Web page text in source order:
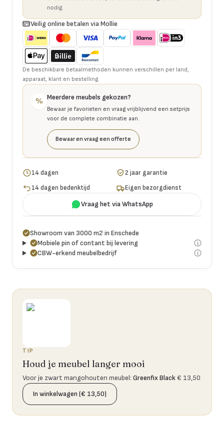
nodig.
Veilig online betalen via Mollie
De beschikbare betaalmethoden kunnen verschillen per land,
apparaat, klant en bestelling.
% Meerdere meubels gekozen?
Bewaar je favorieten en vraag vrijblijvend een setprijs
voor de complete combinatie aan.
Bewaar en vraag een offerte
14 dagen
2 jaar garantie
14 dagen bedenktijd
Eigen bezorgdienst
Vraag het via WhatsApp
Showroom van 3000 m2 in Enschede
Mobiele pin of contant bij levering
CBW-erkend meubelbedrijf
TIP
Houd je meubel langer mooi
Voor je zwart mangohouten meubel: Greenfix Black€ 13,50
In winkelwagen (€ 13,50)